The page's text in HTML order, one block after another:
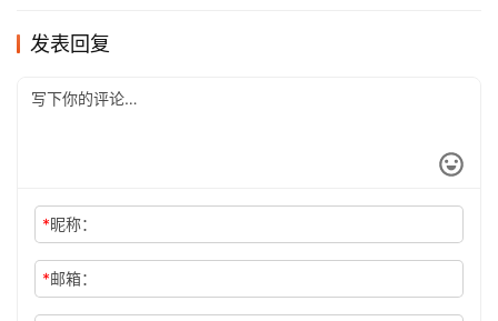
发表回复
*昵称：
*邮箱：